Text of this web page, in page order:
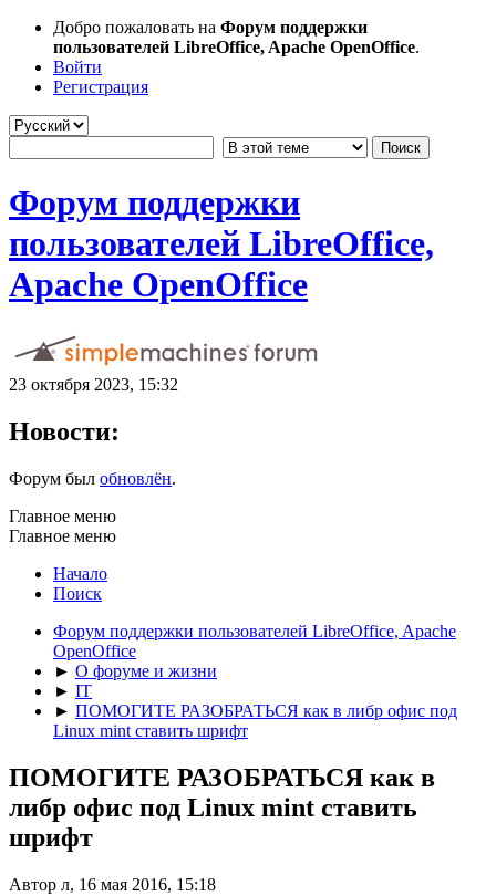
Добро пожаловать на Форум поддержки
пользователей LibreOffice, Apache OpenOffice.
Войти
Регистрация
Форум поддержки
пользователей LibreOffice,
Apache OpenOffice
23 октября 2023, 15:32
Новости:
Форум был обновлён.
Главное меню
Главное меню
Начало
Поиск
Форум поддержки пользователей LibreOffice, Apache
OpenOffice
► О форуме и жизни
► IT
► ПОМОГИТЕ РАЗОБРАТЬСЯ как в либр офис под
Linux mint ставить шрифт
ПОМОГИТЕ РАЗОБРАТЬСЯ как в
либр офис под Linux mint ставить
шрифт
Автор л, 16 мая 2016, 15:18